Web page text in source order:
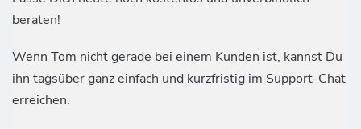
beraten!
Wenn Tom nicht gerade bei einem Kunden ist, kannst Du
ihn tagsüber ganz einfach und kurzfristig im Support-Chat
erreichen.